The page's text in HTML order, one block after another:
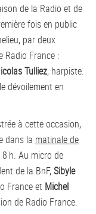
de la Radio et de
fois en public
par deux
Radio France :
Tulliez, harpiste.
dévoilement en
à cette occasion,
dans la matinale de
h. Au micro de
de la BnF,Sibyle
France et Michel
de Radio France.